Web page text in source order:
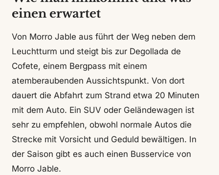
einen erwartet
Von Morro Jable aus führt der Weg neben dem
Leuchtturm und steigt bis zur Degollada de
Cofete, einem Bergpass mit einem
atemberaubenden Aussichtspunkt. Von dort
dauert die Abfahrt zum Strand etwa 20 Minuten
mit dem Auto. Ein SUV oder Geländewagen ist
sehr zu empfehlen, obwohl normale Autos die
Strecke mit Vorsicht und Geduld bewältigen. In
der Saison gibt es auch einen Busservice von
Morro Jable.